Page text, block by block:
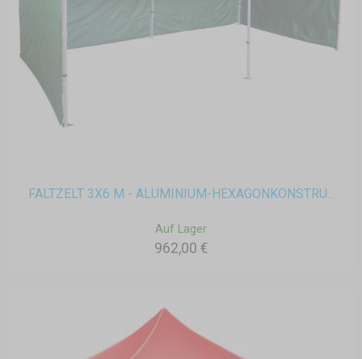
FALTZELT 3X6 M - ALUMINIUM-HEXAGONKONSTRU...
Auf Lager
962,00 €